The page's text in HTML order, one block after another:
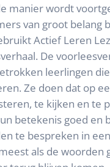
manier wordt
van groot belang
Actief Leren
De
leerlingen
Ze doen dat op
te kijken en te
betekenis goed en
te bespreken in
als de woorden